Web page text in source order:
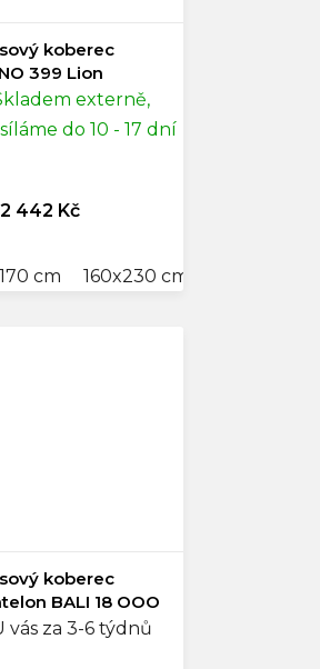
koberec
399 Lion
externě,
do 10 - 17 dní
2 442 Kč
cm 160x230 cm
koberec
BALI 18 OOO
vás za 3-6 týdnů